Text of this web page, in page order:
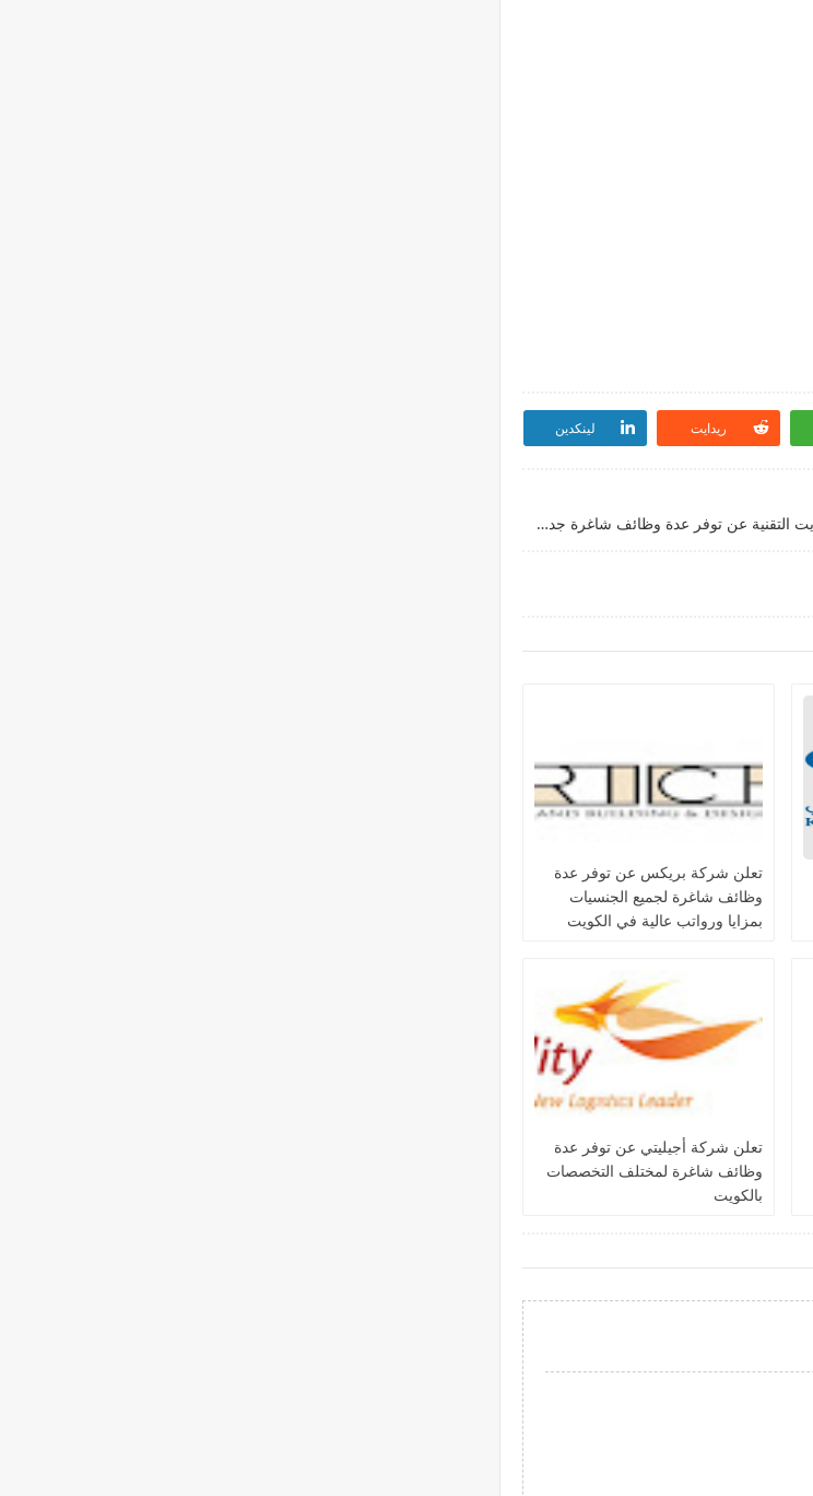
ريدايت لينكدين
تعلن كلية الكويت التقنية عن توفر عدة وظائف شاغرة جديدة في مختلف التخصصات للجنسيين في الكويت
تعلن شركة بريكس عن توفر عدة
وظائف شاغرة لجميع الجنسيات
بمزايا ورواتب عالية في الكويت
تعلن شركة أجيليتي عن توفر عدة
وظائف شاغرة لمختلف التخصصات
بالكويت